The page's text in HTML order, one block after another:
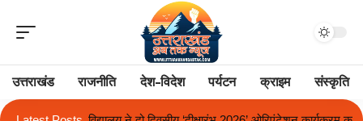
उत्तराखंड राजनीति देश-विदेश पर्यटन क्राइम संस्कृति